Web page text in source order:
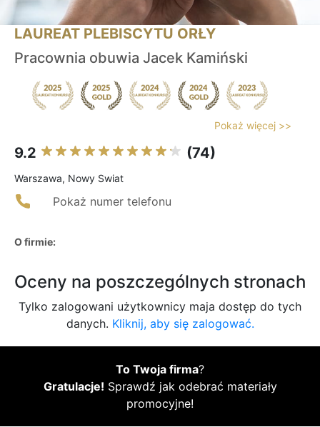
LAUREAT PLEBISCYTU ORŁY
Pracownia obuwia Jacek Kamiński
Pokaż więcej >>
9.2 (74)
Warszawa, Nowy Swiat
Pokaż numer telefonu
O firmie:
Oceny na poszczególnych stronach
Tylko zalogowani użytkownicy maja dostęp do tych
danych. Kliknij, aby się zalogować.
To Twoja firma?
Gratulacje! Sprawdź jak odebrać materiały
promocyjne!